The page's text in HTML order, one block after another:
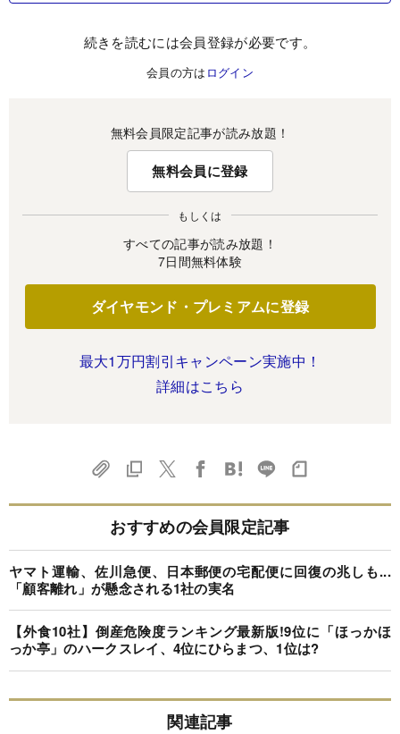
続きを読むには会員登録が必要です。
会員の方は ログイン
無料会員限定記事が読み放題！
無料会員に登録
もしくは
すべての記事が読み放題！
7日間無料体験
ダイヤモンド・プレミアムに登録
最大1万円割引キャンペーン実施中！
詳細はこちら
おすすめの会員限定記事
ヤマト運輸、佐川急便、日本郵便の宅配便に回復の兆しも...
「顧客離れ」が懸念される1社の実名
【外食10社】倒産危険度ランキング最新版!9位に「ほっかほ
っか亭」のハークスレイ、4位にひらまつ、1位は?
関連記事